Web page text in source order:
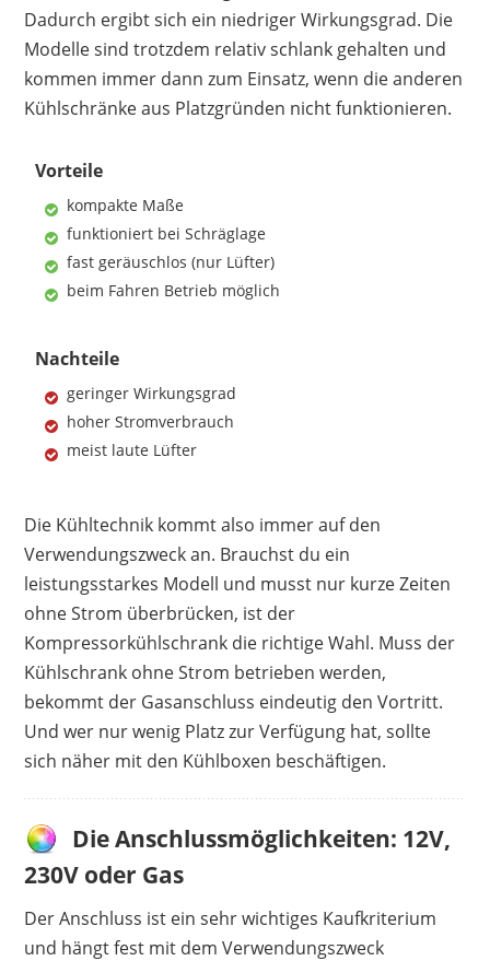
Dadurch ergibt sich ein niedriger Wirkungsgrad. Die
Modelle sind trotzdem relativ schlank gehalten und
kommen immer dann zum Einsatz, wenn die anderen
Kühlschränke aus Platzgründen nicht funktionieren.
Vorteile
kompakte Maße
funktioniert bei Schräglage
fast geräuschlos (nur Lüfter)
beim Fahren Betrieb möglich
Nachteile
geringer Wirkungsgrad
hoher Stromverbrauch
meist laute Lüfter
Die Kühltechnik kommt also immer auf den
Verwendungszweck an. Brauchst du ein
leistungsstarkes Modell und musst nur kurze Zeiten
ohne Strom überbrücken, ist der
Kompressorkühlschrank die richtige Wahl. Muss der
Kühlschrank ohne Strom betrieben werden,
bekommt der Gasanschluss eindeutig den Vortritt.
Und wer nur wenig Platz zur Verfügung hat, sollte
sich näher mit den Kühlboxen beschäftigen.
Die Anschlussmöglichkeiten: 12V,
230V oder Gas
Der Anschluss ist ein sehr wichtiges Kaufkriterium
und hängt fest mit dem Verwendungszweck